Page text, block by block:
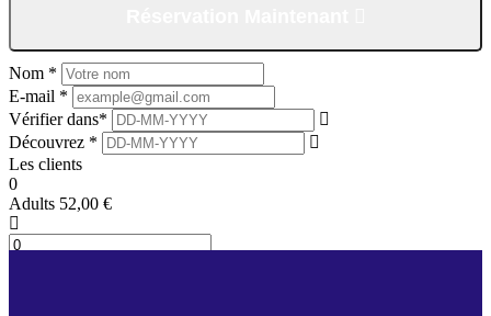
Nom *
E-mail *
Vérifier dans*
Découvrez *
Les clients
0
Adults 52,00 €